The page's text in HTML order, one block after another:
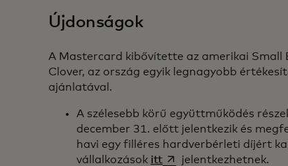
Újdonságok
A Mastercard kibővítette az amerikai
Clover, az ország egyik legnagyobb
ajánlatával.
A szélesebb körű együttműködés
december 31. előtt jelentkezik és
havi egy filléres hardverbérleti díjért
vállalkozások ittopens in a new tab
jelentkezhetnek.